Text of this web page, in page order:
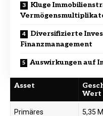
Kluge
Diversifizierte
Finanzmanagement
Auswirkungen auf
Asset
Wert
Primäres
5,35